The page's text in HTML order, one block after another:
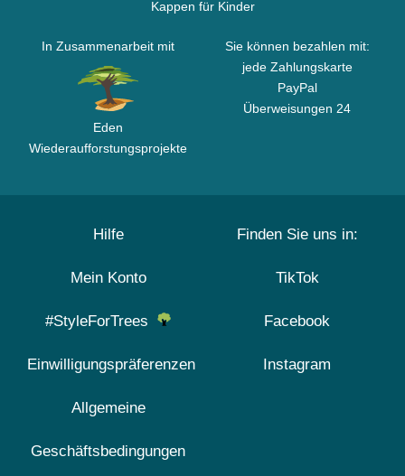
Kappen für Kinder
In Zusammenarbeit mit
Eden
Wiederaufforstungsprojekte
Sie können bezahlen mit:
jede Zahlungskarte
PayPal
Überweisungen 24
Hilfe
Mein Konto
#StyleForTrees
Einwilligungspräferenzen
Allgemeine
Geschäftsbedingungen
Finden Sie uns in:
TikTok
Facebook
Instagram